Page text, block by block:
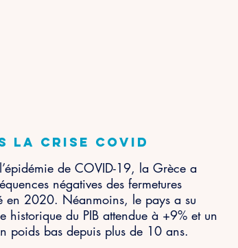
la crise COVID
de COVID-19, la Grèce a
négatives des fermetures
en 2020. Néanmoins, le pays a su
du PIB attendue à +9% et un
poids bas depuis plus de 10 ans.